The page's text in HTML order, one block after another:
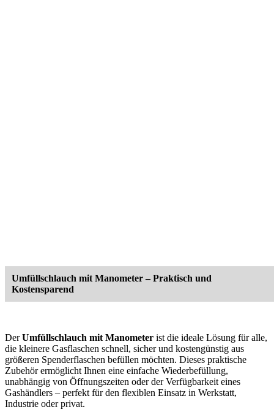
Umfüllschlauch mit Manometer – Praktisch und
Kostensparend
DerUmfüllschlauch mit Manometer ist die ideale Lösung für alle,
die kleinere Gasflaschen schnell, sicher und kostengünstig aus
größeren Spenderflaschen befüllen möchten. Dieses praktische
Zubehör ermöglicht Ihnen eine einfache Wiederbefüllung,
unabhängig von Öffnungszeiten oder der Verfügbarkeit eines
Gashändlers – perfekt für den flexiblen Einsatz in Werkstatt,
Industrie oder privat.